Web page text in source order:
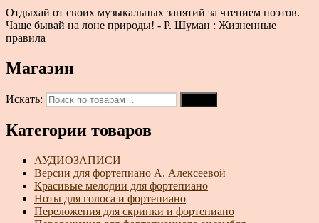
Отдыхай от своих музыкальных занятий за чтением поэтов.
Чаще бывай на лоне природы! - Р. Шуман : Жизненные
правила
Магазин
Искать:
Категории товаров
АУДИОЗАПИСИ
Версии для фортепиано А. Алексеевой
Красивые мелодии для фортепиано
Ноты для голоса и фортепиано
Переложения для скрипки и фортепиано